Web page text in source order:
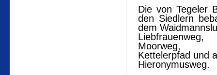
Die von Tegeler
den Siedlern
dem
Liebfrauenweg,
Moorweg,
Kettelerpfad und
Hieronymusweg.